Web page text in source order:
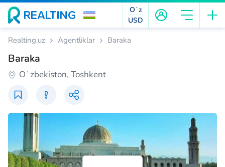
Oʻz
USD
Realting.uz Agentliklar Baraka
Baraka
Oʻzbekiston, Toshkent